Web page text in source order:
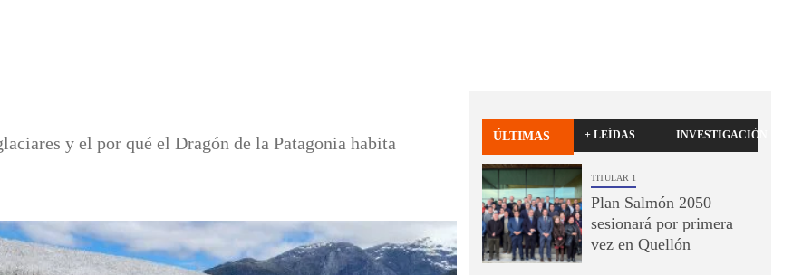
y el por qué el Dragón de la Patagonia habita ÚLTIMAS + LEÍDAS INVESTIGACIÓN
TITULAR 1
Plan Salmón 2050
sesionará por primera
vez en Quellón